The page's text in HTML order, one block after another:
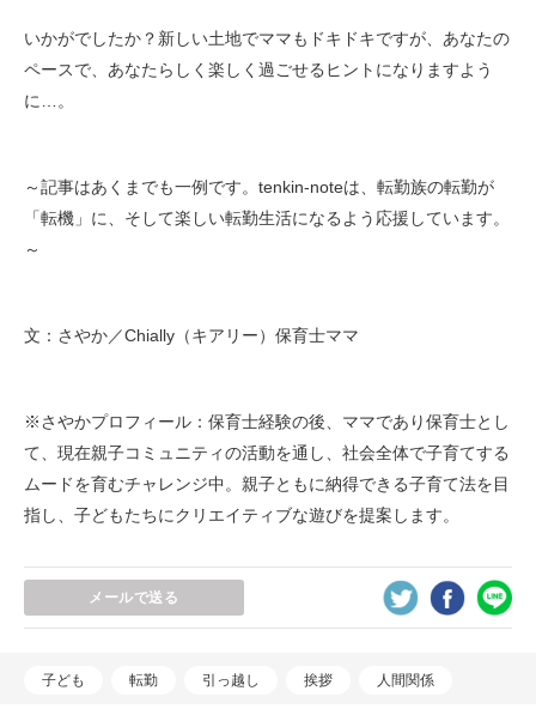
いかがでしたか？新しい土地でママもドキドキですが、あなたの
ペースで、あなたらしく楽しく過ごせるヒントになりますよう
に…。
～記事はあくまでも一例です。tenkin-noteは、転勤族の転勤が
「転機」に、そして楽しい転勤生活になるよう応援しています。
～
文：さやか／Chially（キアリー）保育士ママ
※さやかプロフィール：保育士経験の後、ママであり保育士とし
て、現在親子コミュニティの活動を通し、社会全体で子育てする
ムードを育むチャレンジ中。親子ともに納得できる子育て法を目
指し、子どもたちにクリエイティブな遊びを提案します。
メールで送る
子ども 転勤 引っ越し 挨拶 人間関係